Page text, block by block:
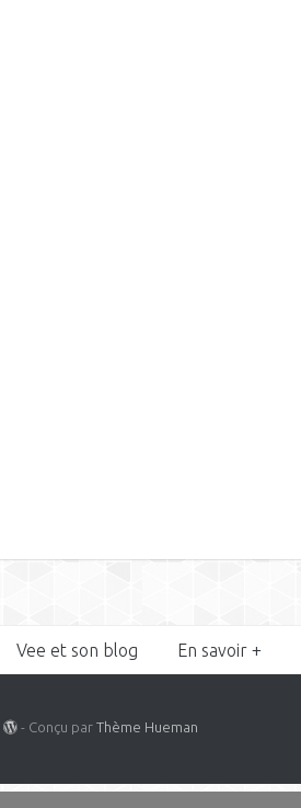
Vee et son blog En savoir +
- Conçu parThème Hueman